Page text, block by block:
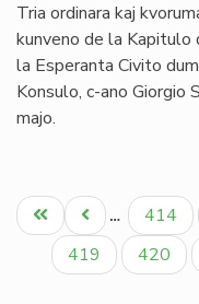
Tria ordinara kaj
kunveno de la Kapitulo
la Esperanta Civito
Konsulo, c-ano Giorgio
majo.
Pagination
Unua
paĝo
Antaŭa
paĝo
… Paĝo
414
Paĝo
419 Paĝo
420